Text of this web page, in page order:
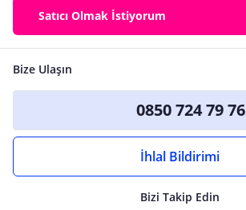
Satıcı Olmak İstiyorum
Bize Ulaşın
0850 724 79 76
İhlal Bildirimi
Bizi Takip Edin